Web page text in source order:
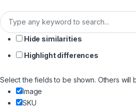
Hide similarities
Highlight differences
Select the fields to be shown. Others
Image
SKU